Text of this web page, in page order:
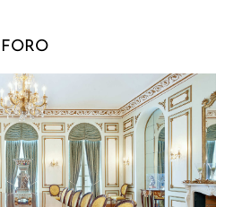
FORO